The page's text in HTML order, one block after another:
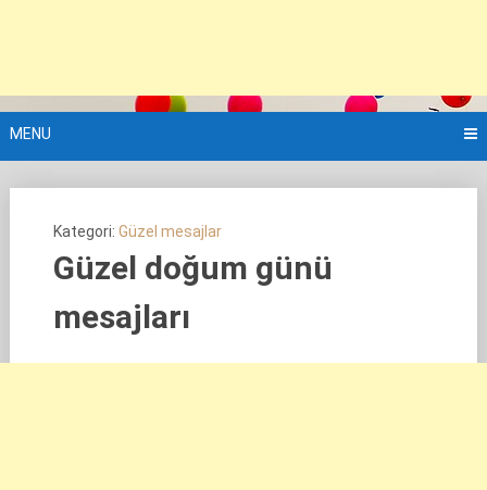
MENU
Kategori: Güzel mesajlar
Güzel doğum günü
mesajları